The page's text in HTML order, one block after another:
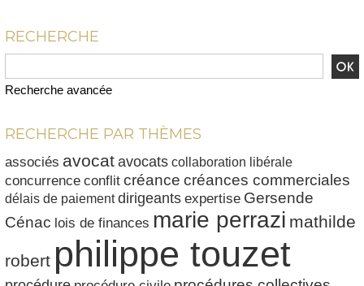
RECHERCHE
Recherche avancée
RECHERCHE PAR THÈMES
associés avocatavocats collaboration libérale
concurrence conflit créance créances commerciales
délais de paiement dirigeants expertise Gersende
Cénac lois de finances marie perrazi mathilde
robert philippe touzet